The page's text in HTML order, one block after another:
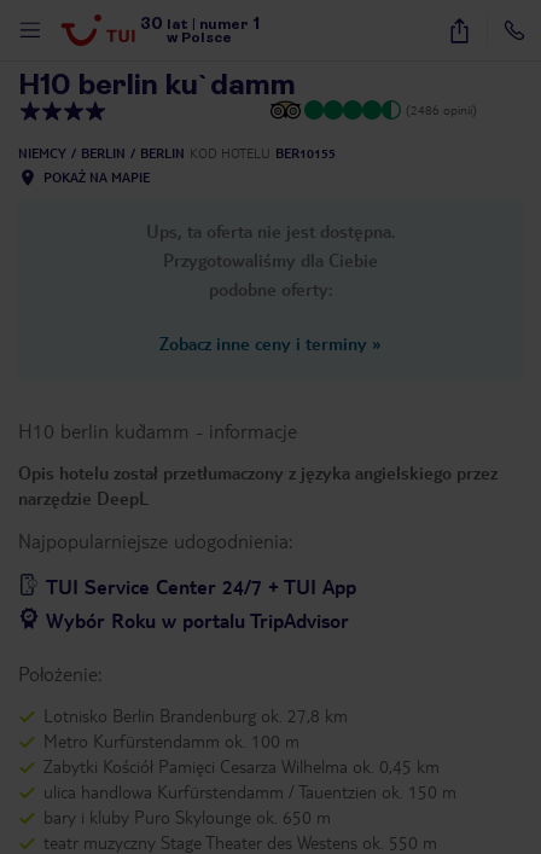
30 lat numer 1
w Polsce
17
H10 berlin ku`damm
(2486 opinii)
NIEMCY BERLIN BERLIN KOD HOTELU BER10155
POKAŻ NA MAPIE
Ups, ta oferta nie jest dostępna.
Przygotowaliśmy dla Ciebie
podobne oferty:
Zobacz inne ceny i terminy »
H10 berlin ku`damm - informacje
Opis hotelu został przetłumaczony z języka angielskiego przez
narzędzie DeepL
Najpopularniejsze udogodnienia:
TUI Service Center 24/7 + TUI App
Wybór Roku w portalu TripAdvisor
Położenie:
Lotnisko Berlin Brandenburg ok. 27,8 km
Metro Kurfürstendamm ok. 100 m
Zabytki Kościół Pamięci Cesarza Wilhelma ok. 0,45 km
ulica handlowa Kurfürstendamm / Tauentzien ok. 150 m
bary i kluby Puro Skylounge ok. 650 m
teatr muzyczny Stage Theater des Westens ok. 550 m